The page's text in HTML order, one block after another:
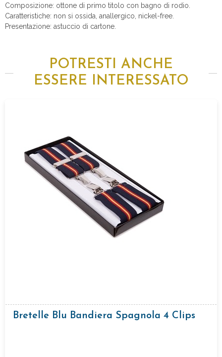
Composizione: ottone di primo titolo con bagno di rodio.
Caratteristiche: non si ossida, anallergico, nickel-free.
Presentazione: astuccio di cartone.
POTRESTI ANCHE
ESSERE INTERESSATO
Bretelle Blu Bandiera Spagnola 4 Clips